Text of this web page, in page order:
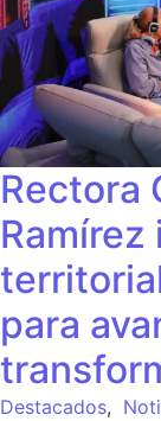
Rectora
Ramírez
para
Destacados,